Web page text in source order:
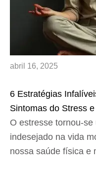
abril 16, 2025
6 Estratégias
Sintomas do Stress
O estresse tornou-
indesejado na vida
nossa saúde física